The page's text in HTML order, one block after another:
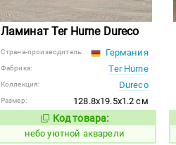
Ламинат Ter Hurne Dureco
Страна-производитель: Германия
Фабрика: Ter Hurne
Коллекция: Dureco
Размер:
128.8x19.5x1.2 см
Код товара:
1123125 Код товара:
небо уютной акварели